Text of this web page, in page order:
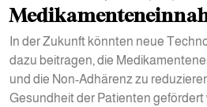
In der Zukunft könnten neue
dazu beitragen, die
und die Non-Adhärenz zu
Gesundheit der Patienten gefördert